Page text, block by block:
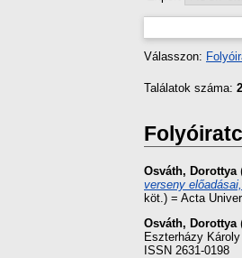
Válasszon:
Találatok száma: 2
Osváth, Dorottya
verseny
köt.) = Acta
Osváth, Dorottya
Eszterházy
ISSN 2631-0198